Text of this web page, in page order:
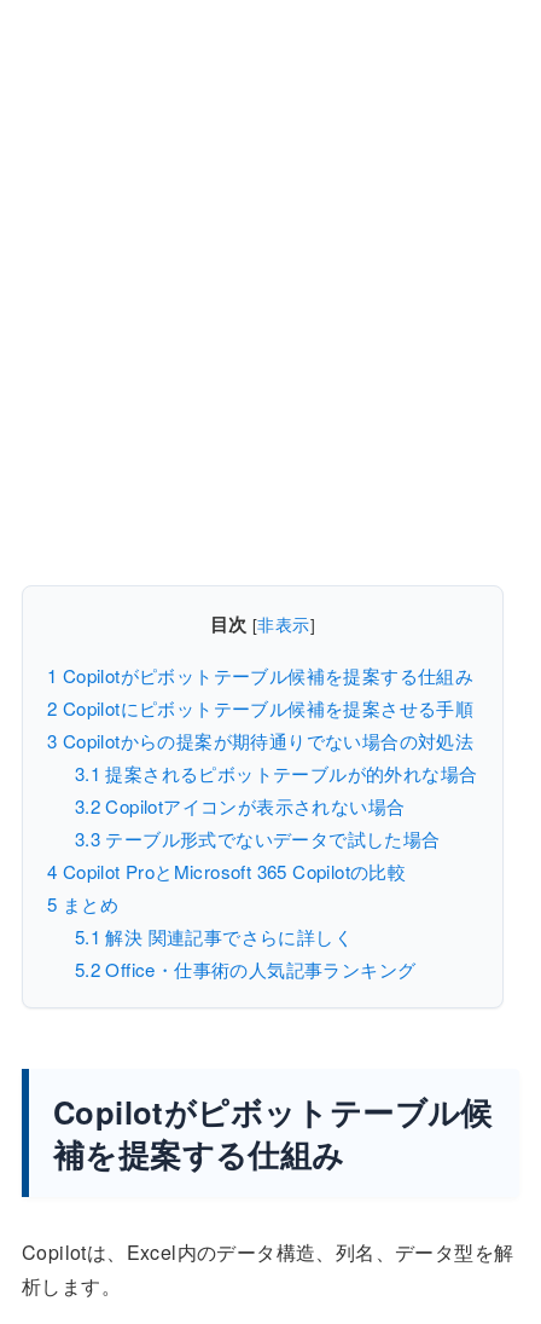
目次 [非表示]
1 Copilotがピボットテーブル候補を提案する仕組み
2 Copilotにピボットテーブル候補を提案させる手順
3 Copilotからの提案が期待通りでない場合の対処法
3.1 提案されるピボットテーブルが的外れな場合
3.2Copilotアイコンが表示されない場合
3.3テーブル形式でないデータで試した場合
4 Copilot ProとMicrosoft 365 Copilotの比較
5 まとめ
5.1 解決 関連記事でさらに詳しく
5.2Office・仕事術の人気記事ランキング
Copilotがピボットテーブル候
補を提案する仕組み
Copilotは、Excel内のデータ構造、列名、データ型を解
析します。